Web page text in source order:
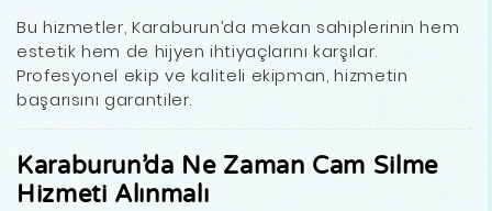
Bu hizmetler, Karaburun’da mekan sahiplerinin hem
estetik hem de hijyen ihtiyaçlarını karşılar.
Profesyonel ekip ve kaliteli ekipman, hizmetin
başarısını garantiler.
Karaburun’da Ne Zaman Cam Silme
Hizmeti Alınmalı